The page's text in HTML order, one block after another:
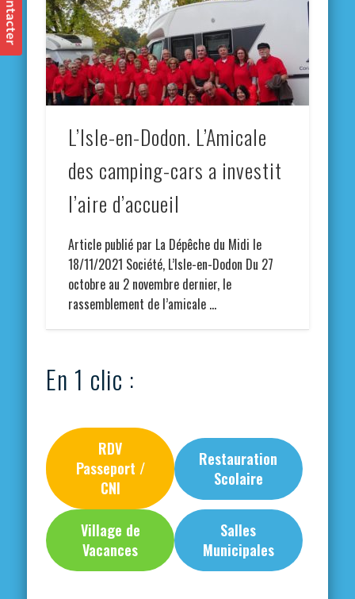
L’Isle-en-Dodon. L’Amicale
des camping-cars a investit
l’aire d’accueil
Article publié par La Dépêche du Midi le
18/11/2021 Société, L’Isle-en-Dodon Du 27
octobre au 2 novembre dernier, le
rassemblement de l’amicale …
En 1 clic :
RDV
Passeport /
CNI
Restauration
Scolaire
Village de
Vacances
Salles
Municipales